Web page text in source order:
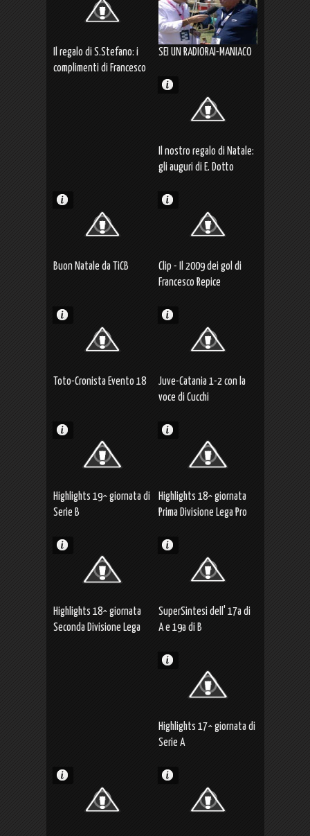
Il regalo di S.Stefano: i
complimenti di Francesco
SEI UN RADIORAI-MANIACO
Il nostro regalo di Natale:
gli auguri di E. Dotto
Buon Natale da TiCB
Clip - Il 2009 dei gol di
Francesco Repice
Toto-Cronista Evento 18
Juve-Catania 1-2 con la
voce di Cucchi
Highlights 19^ giornata di
Serie B
Highlights 18^ giornata
Prima Divisione Lega Pro
Highlights 18^ giornata
Seconda Divisione Lega
SuperSintesi dell' 17a di
A e 19a di B
Highlights 17^ giornata di
Serie A